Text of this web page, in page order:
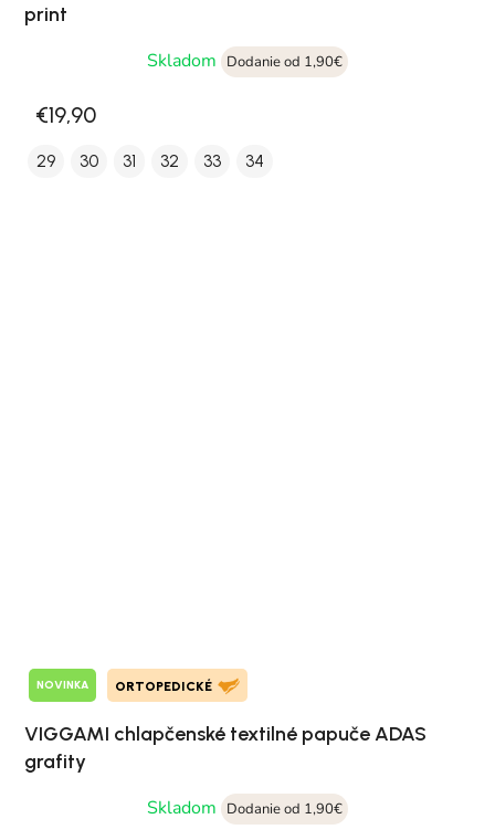
print
Skladom
Dodanie od 1,90€
€19,90
29 30 31 32 33 34
NOVINKA ORTOPEDICKÉ
VIGGAMI chlapčenské textilné papuče ADAS
grafity
Skladom
Dodanie od 1,90€